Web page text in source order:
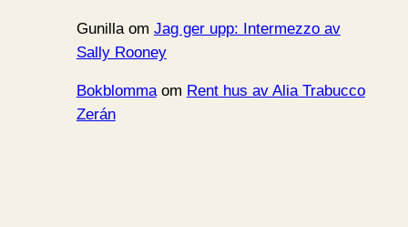
Gunillaom Jag ger upp: Intermezzo av
Sally Rooney
Bokblommaom Rent hus av Alia Trabucco
Zerán